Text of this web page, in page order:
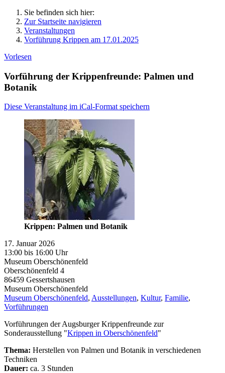
Sie befinden sich hier:
Zur Startseite navigieren
Veranstaltungen
Vorführung Krippen am 17.01.2025
Vorlesen
Vorführung der Krippenfreunde: Palmen und
Botanik
Diese Veranstaltung im iCal-Format speichern
Krippen: Palmen und Botanik
17. Januar 2026
13:00 bis 16:00 Uhr
Museum Oberschönenfeld
Oberschönenfeld 4
86459 Gessertshausen
Museum Oberschönenfeld
Museum Oberschönenfeld, Ausstellungen, Kultur, Familie,
Vorführungen
Vorführungen der Augsburger Krippenfreunde zur
Sonderausstellung "Krippen in Oberschönenfeld"
Thema: Herstellen von Palmen und Botanik in verschiedenen
Techniken
Dauer: ca. 3 Stunden